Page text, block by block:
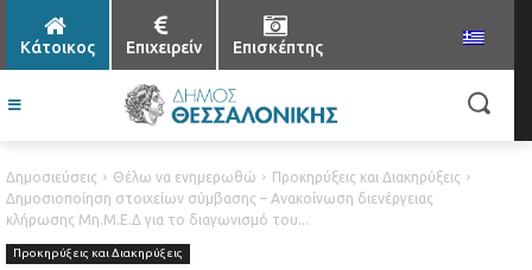
Κάτοικος Επιχειρείν Επισκέπτης
Δημοσιεύσεις Θέλω να ενημερωθώ
Προκηρύξεις και Διακηρύξεις
Δημοσιοποίηση στοιχείων σύμβασης – Ανακοίνωση διενέργειας
κλήρωσης Μη.Μ.Ε.Δ για το διαγωνισμό του...
Προκηρύξεις και Διακηρύξεις